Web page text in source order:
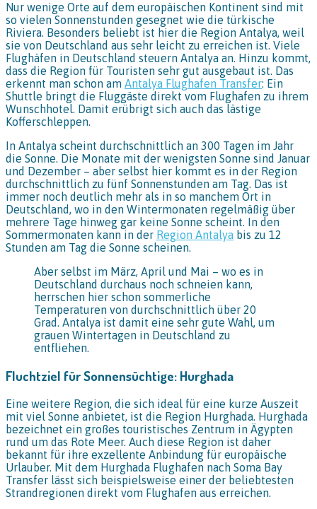
Nur wenige Orte auf dem europäischen Kontinent sind mit
so vielen Sonnenstunden gesegnet wie die türkische
Riviera. Besonders beliebt ist hier die Region Antalya, weil
sie von Deutschland aus sehr leicht zu erreichen ist. Viele
Flughäfen in Deutschland steuern Antalya an. Hinzu kommt,
dass die Region für Touristen sehr gut ausgebaut ist. Das
erkennt man schon am Antalya Flughafen Transfer: Ein
Shuttle bringt die Fluggäste direkt vom Flughafen zu ihrem
Wunschhotel. Damit erübrigt sich auch das lästige
Kofferschleppen.
In Antalya scheint durchschnittlich an 300 Tagen im Jahr
die Sonne. Die Monate mit der wenigsten Sonne sind Januar
und Dezember – aber selbst hier kommt es in der Region
durchschnittlich zu fünf Sonnenstunden am Tag. Das ist
immer noch deutlich mehr als in so manchem Ort in
Deutschland, wo in den Wintermonaten regelmäßig über
mehrere Tage hinweg gar keine Sonne scheint. In den
Sommermonaten kann in der Region Antalya bis zu 12
Stunden am Tag die Sonne scheinen.
Aber selbst im März, April und Mai – wo es in
Deutschland durchaus noch schneien kann,
herrschen hier schon sommerliche
Temperaturen von durchschnittlich über 20
Grad. Antalya ist damit eine sehr gute Wahl, um
grauen Wintertagen in Deutschland zu
entfliehen.
Fluchtziel für Sonnensüchtige: Hurghada
Eine weitere Region, die sich ideal für eine kurze Auszeit
mit viel Sonne anbietet, ist die Region Hurghada. Hurghada
bezeichnet ein großes touristisches Zentrum in Ägypten
rund um das Rote Meer. Auch diese Region ist daher
bekannt für ihre exzellente Anbindung für europäische
Urlauber. Mit dem Hurghada Flughafen nach Soma Bay
Transfer lässt sich beispielsweise einer der beliebtesten
Strandregionen direkt vom Flughafen aus erreichen.